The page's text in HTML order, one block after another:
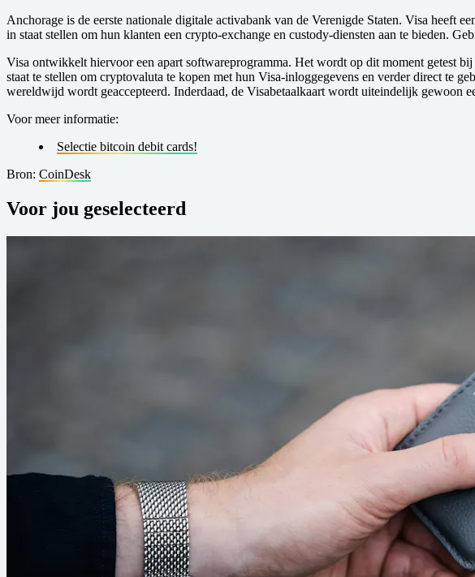
Anchorage is de eerste nationale digitale activabank van de Verenigde Staten. Visa heeft
in staat stellen om hun klanten een crypto-exchange en custody-diensten aan te bieden.
Visa ontwikkelt hiervoor een apart softwareprogramma. Het wordt op dit moment getest
staat te stellen om cryptovaluta te kopen met hun Visa-inloggegevens en verder direct te
wereldwijd wordt geaccepteerd. Inderdaad, de Visabetaalkaart wordt uiteindelijk gewoon
Voor meer informatie:
Selectie bitcoin debit cards!
Bron: CoinDesk
Voor jou geselecteerd